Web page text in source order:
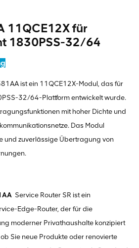
11QCE12X für
1830PSS-32/64
ist ein 11QCE12X-Modul, das für
32/64-Plattform entwickelt wurde.
mit hoher Dichte und
Das Modul
und zuverlässige Übertragung von
Service Router SR ist ein
Edge-Router, der für die
moderner Privathaushalte konzipiert
Sie neue Produkte oder renovierte